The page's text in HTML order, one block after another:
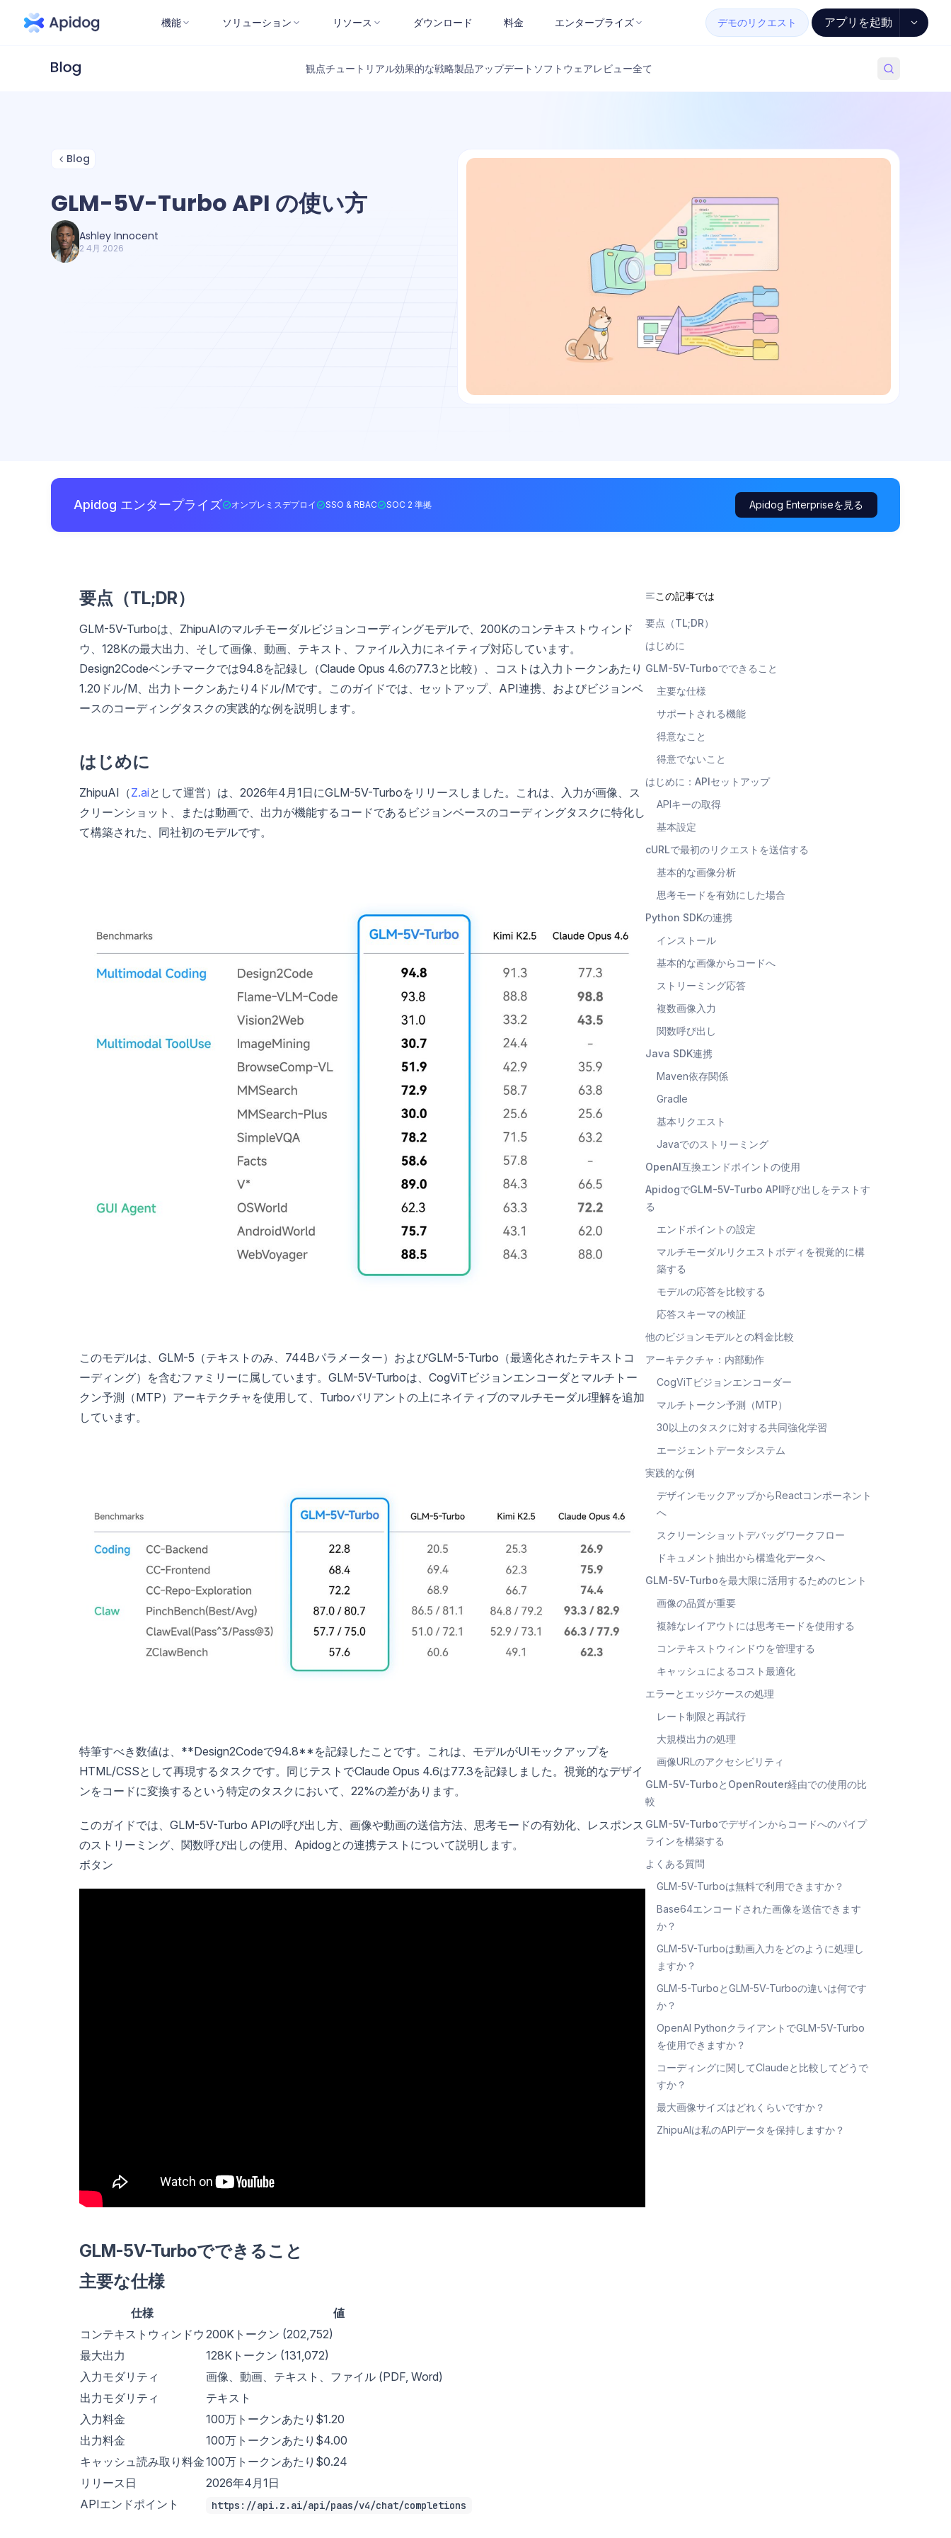
機能 ソリューション リソース ダウンロード 料金 エンタープライズ デモのリクエスト アプリを起動
観点チュートリアル効果的な戦略製品アップデート ソフトウェアレビュー全て
Blog
GLM-5V-Turbo API の使い方
Ashley Innocent
2 4月 2026
Apidog エンタープライズ オンプレミスデプロイ SSO & RBAC SOC 2 準拠 Apidog Enterpriseを見る
要点（TL;DR）
GLM-5V-Turboは、ZhipuAIのマルチモーダルビジョンコーディングモデルで、200Kのコンテキストウィンド
ウ、128Kの最大出力、そして画像、動画、テキスト、ファイル入力にネイティブ対応しています。
Design2Codeベンチマークでは94.8を記録し（Claude Opus 4.6の77.3と比較）、コストは入力トークンあたり
1.20ドル/M、出力トークンあたり4ドル/Mです。このガイドでは、セットアップ、API連携、およびビジョンベ
ースのコーディングタスクの実践的な例を説明します。
はじめに
ZhipuAI（Z.aiとして運営）は、2026年4月1日にGLM-5V-Turboをリリースしました。これは、入力が画像、ス
クリーンショット、または動画で、出力が機能するコードであるビジョンベースのコーディングタスクに特化し
て構築された、同社初のモデルです。
このモデルは、GLM-5（テキストのみ、744Bパラメーター）およびGLM-5-Turbo（最適化されたテキストコ
ーディング）を含むファミリーに属しています。GLM-5V-Turboは、CogViTビジョンエンコーダとマルチトー
クン予測（MTP）アーキテクチャを使用して、Turboバリアントの上にネイティブのマルチモーダル理解を追加
しています。
特筆すべき数値は、**Design2Codeで94.8**を記録したことです。これは、モデルがUIモックアップを
HTML/CSSとして再現するタスクです。同じテストでClaude Opus 4.6は77.3を記録しました。視覚的なデザイ
ンをコードに変換するという特定のタスクにおいて、22%の差があります。
このガイドでは、GLM-5V-Turbo APIの呼び出し方、画像や動画の送信方法、思考モードの有効化、レスポンス
のストリーミング、関数呼び出しの使用、Apidogとの連携テストについて説明します。
ボタン
GLM-5V-Turboでできること
主要な仕様
仕様
値
コンテキストウィンドウ 200Kトークン (202,752)
最大出力
128Kトークン (131,072)
入力モダリティ
画像、動画、テキスト、ファイル (PDF, Word)
出力モダリティ
テキスト
入力料金
100万トークンあたり$1.20
出力料金
100万トークンあたり$4.00
キャッシュ読み取り料金100万トークンあたり$0.24
リリース日
2026年4月1日
APIエンドポイント
https://api.z.ai/api/paas/v4/chat/completions
この記事では
要点（TL;DR）
はじめに
GLM-5V-Turboでできること
主要な仕様
サポートされる機能
得意なこと
得意でないこと
はじめに：APIセットアップ
APIキーの取得
基本設定
cURLで最初のリクエストを送信する
基本的な画像分析
思考モードを有効にした場合
Python SDKの連携
インストール
基本的な画像からコードへ
ストリーミング応答
複数画像入力
関数呼び出し
Java SDK連携
Maven依存関係
Gradle
基本リクエスト
Javaでのストリーミング
OpenAI互換エンドポイントの使用
ApidogでGLM-5V-Turbo API呼び出しをテストす
る
エンドポイントの設定
マルチモーダルリクエストボディを視覚的に構
築する
モデルの応答を比較する
応答スキーマの検証
他のビジョンモデルとの料金比較
アーキテクチャ：内部動作
CogViTビジョンエンコーダー
マルチトークン予測（MTP）
30以上のタスクに対する共同強化学習
エージェントデータシステム
実践的な例
デザインモックアップからReactコンポーネント
へ
スクリーンショットデバッグワークフロー
ドキュメント抽出から構造化データへ
GLM-5V-Turboを最大限に活用するためのヒント
画像の品質が重要
複雑なレイアウトには思考モードを使用する
コンテキストウィンドウを管理する
キャッシュによるコスト最適化
エラーとエッジケースの処理
レート制限と再試行
大規模出力の処理
画像URLのアクセシビリティ
GLM-5V-TurboとOpenRouter経由での使用の比
較
GLM-5V-Turboでデザインからコードへのパイプ
ラインを構築する
よくある質問
GLM-5V-Turboは無料で利用できますか？
Base64エンコードされた画像を送信できます
か？
GLM-5V-Turboは動画入力をどのように処理し
ますか？
GLM-5-TurboとGLM-5V-Turboの違いは何です
か？
OpenAI PythonクライアントでGLM-5V-Turbo
を使用できますか？
コーディングに関してClaudeと比較してどうで
すか？
最大画像サイズはどれくらいですか？
ZhipuAIは私のAPIデータを保持しますか？